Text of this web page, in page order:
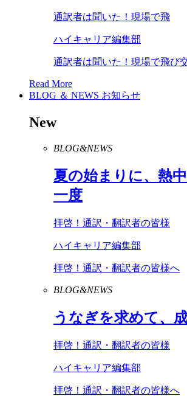
通訳者は聞いた！現場で飛
ハイキャリア編集部
通訳者は聞いた！現場で飛び
Read More
BLOG ＆ NEWS お知らせ
New
BLOG&NEWS
夏の始まりに、熱
一度
拝啓！通訳・翻訳者の皆様
ハイキャリア編集部
拝啓！通訳・翻訳者の皆様へ
BLOG&NEWS
うなぎを求めて、
拝啓！通訳・翻訳者の皆様
ハイキャリア編集部
拝啓！通訳・翻訳者の皆様へ